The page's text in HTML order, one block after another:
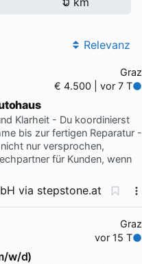
Relevanz
Graz
€ 4.500 | vor 7 T
Klarheit - Du koordinierst
bis zur fertigen Reparatur -
nur versprochen,
für Kunden, wenn
via stepstone.at
Graz
vor 15 T
w/d)